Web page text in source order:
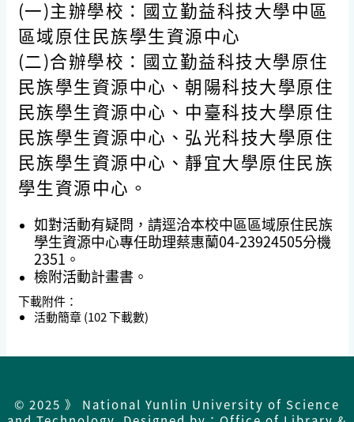
(一)主辦學校：國立勤益科技大學中區
區域原住民族學生資源中心
(二)合辦學校：國立勤益科技大學原住
民族學生資源中心、朝陽科技大學原住
民族學生資源中心、中臺科技大學原住
民族學生資源中心、弘光科技大學原住
民族學生資源中心、靜宜大學原住民族
學生資源中心。
如對活動有疑問，請逕洽本校中區區域原住民族
學生資源中心專任助理蔡惠蘭04-23924505分機
2351。
檢附活動計畫書。
下載附件：
活動簡章 (102 下載數)
© 2025 》 National Yunlin University of Science